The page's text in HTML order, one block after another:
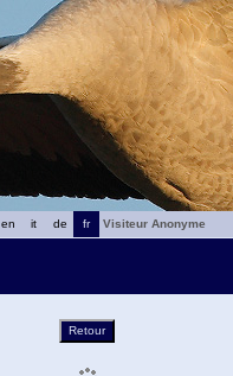
fr
de
it
en
Visiteur Anonyme